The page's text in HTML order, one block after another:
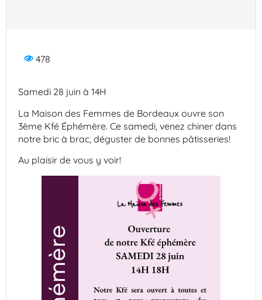
478
Samedi 28 juin à 14H
La Maison des Femmes de Bordeaux ouvre son
3ème Kfé Éphémère. Ce samedi, venez chiner dans
notre bric à brac, déguster de bonnes pâtisseries!
Au plaisir de vous y voir!